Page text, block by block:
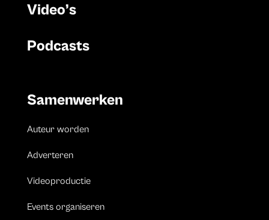
Video’s
Podcasts
Samenwerken
Auteur worden
Adverteren
Videoproductie
Events organiseren